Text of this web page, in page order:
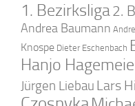
1. Bezirksliga2.
Andrea Baumann
Knospe Dieter Eschenbach
Hanjo
Jürgen Liebau Lars